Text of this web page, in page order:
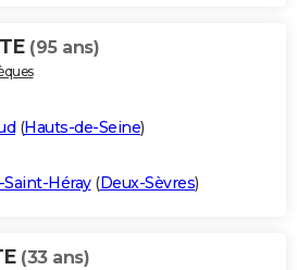
(95 ans)
(Hauts-de-Seine)
Héray(Deux-Sèvres)
(33 ans)